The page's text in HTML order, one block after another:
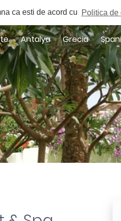
ca esti de acord cu Politica de
Antalya Grecia